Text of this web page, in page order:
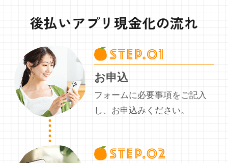
後払いアプリ現金化の流れ
お申込
フォームに必要事項をご記入
し、お申込みください。